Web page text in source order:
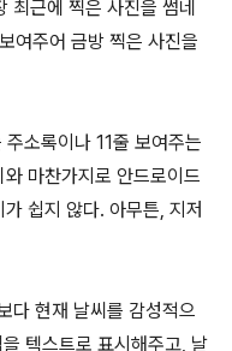
최근에 찍은 사진을 썸네
여주어 금방 찍은 사진을
소록이나 11줄 보여주는
마찬가지로 안드로이드
쉽지 않다. 아무튼, 지저
다 현재 날씨를 감성적으
텍스트로 표시해주고, 날